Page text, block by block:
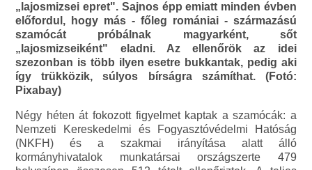
„lajosmizsei epret". Sajnos épp emiatt minden évben
előfordul, hogy más - főleg romániai - származású
szamócát próbálnak magyarként, sőt
„lajosmizseiként" eladni. Az ellenőrök az idei
szezonban is több ilyen esetre bukkantak, pedig aki
így trükközik, súlyos bírságra számíthat. (Fotó:
Pixabay)
Négy héten át fokozott figyelmet kaptak a szamócák: a
Nemzeti Kereskedelmi és Fogyasztóvédelmi Hatóság
(NKFH) és a szakmai irányítása alatt álló
kormányhivatalok munkatársai országszerte 479